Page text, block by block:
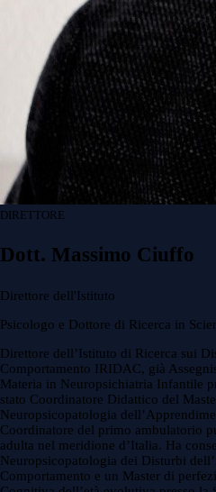
DIRETTORE
Dott. Massimo Ciuffo
Direttore dell'Istituto
Psicologo e Dottore di Ricerca in
Direttore dell’Istituto di Ricerca sui
Comportamento IRIDAC, già
Materia in Neuropsichiatria Infantile
stato Coordinatore Didattico del
Neuropsicopatologia
Coordinatore del primo ambulatorio
adulta nel meridione d’Italia. Ha
Neuropsicopatologia dei Disturbi
Comportamento e un Master di